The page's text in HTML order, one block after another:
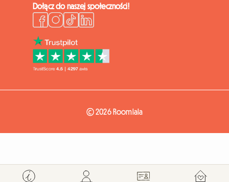
Dołącz do naszej społeczności!
© 2026 Roomlala